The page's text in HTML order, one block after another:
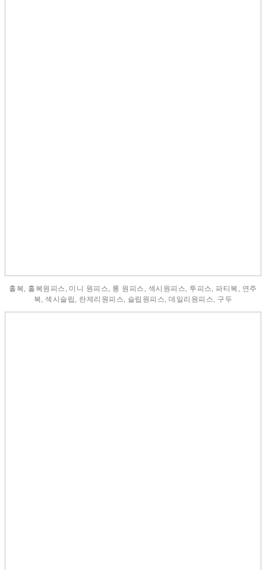
홀복, 홀복원피스, 미니 원피스, 롱 원피스, 섹시원피스, 투피스, 파티복, 연주
복, 섹시슬립, 란제리원피스, 슬립원피스, 데일리원피스, 구두